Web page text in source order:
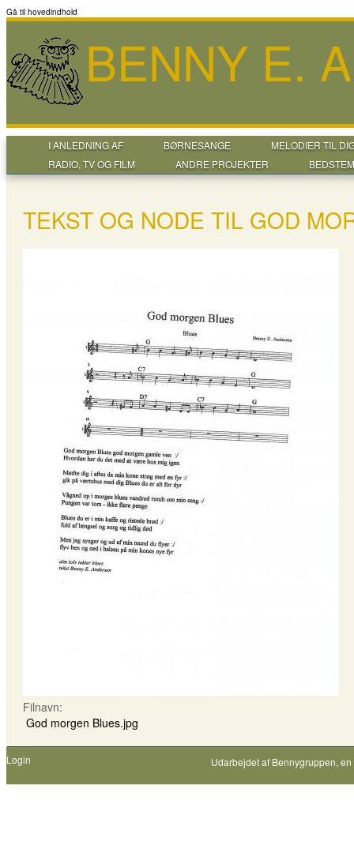
Gå til hovedindhold
BENNY E.
I ANLEDNING AF BØRNESANGE
MELODIER TIL
RADIO, TV OG FILM
ANDRE PROJEKTER
TEKST OG NODE TIL GOD
Filnavn:
God morgen Blues.jpg
Login Udarbejdet af Bennygruppen,